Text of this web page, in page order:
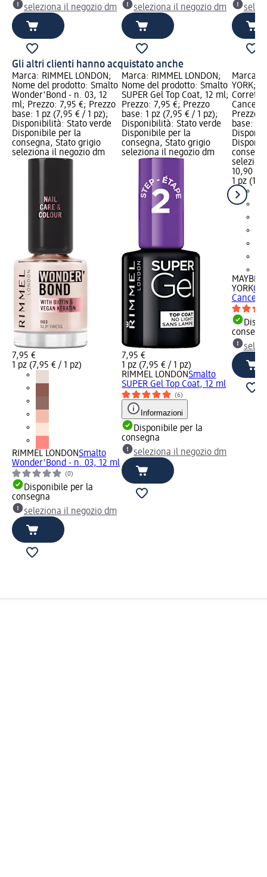
seleziona il negozio dm
seleziona il negozio dm
Gli altri clienti hanno acquistato anche
Marca: RIMMEL LONDON;
Nome del prodotto: Smalto
Wonder'Bond - n. 03, 12
ml; Prezzo: 7,95 €; Prezzo
base: 1 pz (7,95 € / 1 pz);
Disponibilità: Stato verde
Disponibile per la
consegna, Stato grigio
seleziona il negozio dm
7,95 €
1 pz (7,95 € / 1 pz)
RIMMEL LONDONSmalto
Wonder'Bond - n. 03, 12 ml
(0)
Disponibile per la
consegna
seleziona il negozio dm
Marca: RIMMEL LONDON;
Nome del prodotto: Smalto
SUPER Gel Top Coat, 12 ml;
Prezzo: 7,95 €; Prezzo
base: 1 pz (7,95 € / 1 pz);
Disponibilità: Stato verde
Disponibile per la
consegna, Stato grigio
seleziona il negozio dm
7,95 €
1 pz (7,95 € / 1 pz)
RIMMEL LONDONSmalto
SUPER Gel Top Coat, 12 ml
(6)
Informazioni
Disponibile per la
consegna
seleziona il negozio dm
Marca:
YORK;
Prezzo:
base: 1
10,90 €
1 pz
YORK